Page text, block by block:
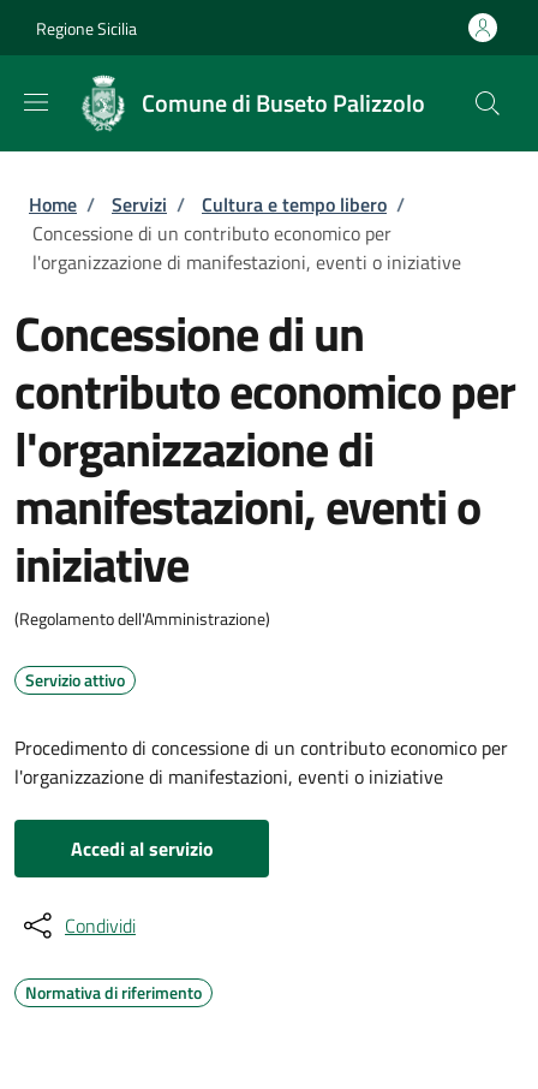
Regione Sicilia
Comune di Buseto Palizzolo
Briciole di pane
Home / Servizi / Cultura e tempo libero /
Concessione di un contributo economico per
l'organizzazione di manifestazioni, eventi o iniziative
Concessione di un
contributo economico per
l'organizzazione di
manifestazioni, eventi o
iniziative
(Regolamento dell'Amministrazione)
Servizio attivo
Procedimento di concessione di un contributo economico per
l'organizzazione di manifestazioni, eventi o iniziative
Accedi al servizio
Condividi
Normativa di riferimento